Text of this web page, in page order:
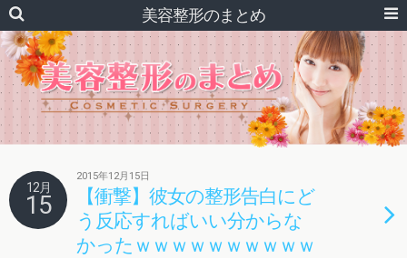
美容整形のまとめ
12月
15
2015年12月15日
【衝撃】彼女の整形告白にど
う反応すればいい分からな
かったｗｗｗｗｗｗｗｗｗｗ